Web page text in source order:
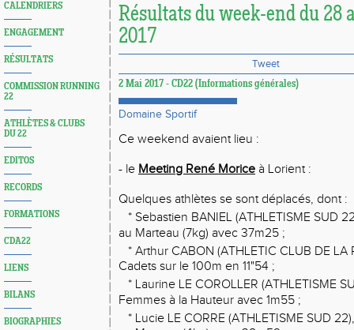
CALENDRIERS
ENGAGEMENT
RÉSULTATS
COMMISSION RUNNING
22
ATHLÈTES & CLUBS
DU 22
EDITOS
RECORDS
FORMATIONS
CDA22
LIENS
BILANS
BIOGRAPHIES
Résultats du week-end du 28
2017
Tweet
2 Mai 2017 - CD22 (Informations générales)
Domaine Sportif
Ce weekend avaient lieu :
- le Meeting René Morice à Lorient :
Quelques athlètes se sont déplacés, dont :
* Sebastien BANIEL (ATHLETISME SUD
au Marteau (7kg) avec 37m25 ;
* Arthur CABON (ATHLETIC CLUB DE LA
Cadets sur le 100m en 11"54 ;
* Laurine LE COROLLER (ATHLETISME
Femmes à la Hauteur avec 1m55 ;
* Lucie LE CORRE (ATHLETISME SUD